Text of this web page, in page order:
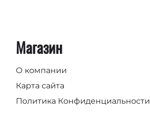
Магазин
О компании
Карта сайта
Политика Конфиденциальности